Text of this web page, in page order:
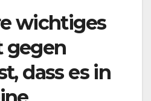
wichtiges
gegen
dass es in